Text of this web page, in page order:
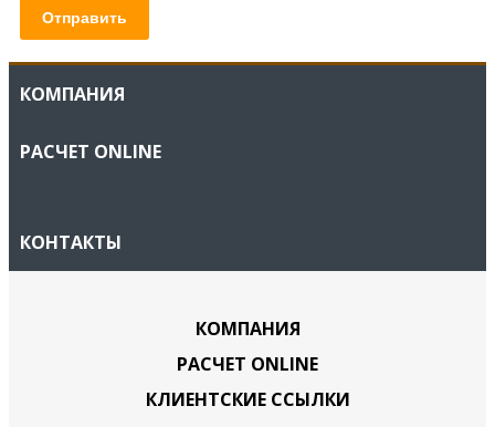
Отправить
КОМПАНИЯ
РАСЧЕТ ONLINE
КОНТАКТЫ
КОМПАНИЯ
РАСЧЕТ ONLINE
КЛИЕНТСКИЕ ССЫЛКИ